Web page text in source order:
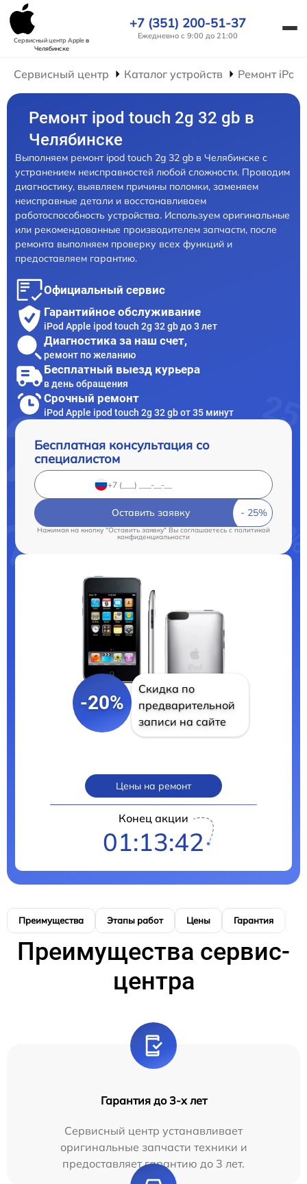
Сервисный центр Appleв
Челябинске
+7 (351) 200-51-37
Ежедневно с 9:00 до 21:00
Сервисный центр Каталог устройств Ремонт iPod
Ремонт ipod touch 2g 32 gb в
Челябинске
Выполняем ремонт ipod touch 2g 32 gb в Челябинске с
устранением неисправностей любой сложности. Проводим
диагностику, выявляем причины поломки, заменяем
неисправные детали и восстанавливаем
работоспособность устройства. Используем оригинальные
или рекомендованные производителем запчасти, после
ремонта выполняем проверку всех функций и
предоставляем гарантию.
Официальный сервис
Гарантийное обслуживание
iPod Apple ipod touch 2g 32 gb до 3 лет
Диагностика за наш счет,
ремонт по желанию
Бесплатный выезд курьера
в день обращения
Срочный ремонт
iPod Apple ipod touch 2g 32 gb от 35 минут
Бесплатная консультация со
специалистом
Оставить заявку
Нажимая на кнопку "Оставить заявку" Вы соглашаетесь cполитикой
конфиденциальности
-20%
Скидка по
предварительной
записи на сайте
Цены на ремонт
Конец акции
01:13:41
Преимущества Этапы работ Цены Гарантия
Преимущества сервис-
центра
Гарантия до 3-х лет
Сервисный центр устанавливает
оригинальные запчасти техники и
предоставляет гарантию до 3 лет.